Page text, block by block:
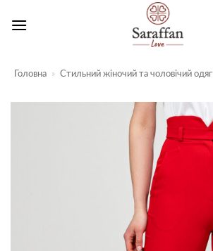
Головна » Стильний жіночий та чоловічий одяг